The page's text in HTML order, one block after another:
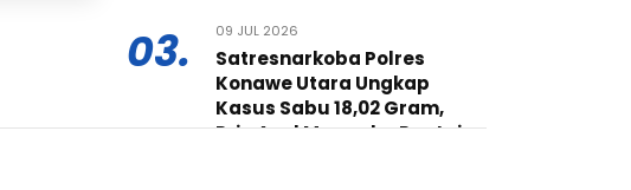
03. 09 JUL 2026
Satresnarkoba Polres
Konawe Utara Ungkap
Kasus Sabu 18,02 Gram,
Pria Asal Morombo Pantai